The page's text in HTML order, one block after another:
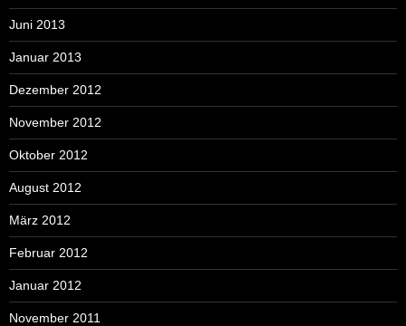
Juni 2013
Januar 2013
Dezember 2012
November 2012
Oktober 2012
August 2012
März 2012
Februar 2012
Januar 2012
November 2011